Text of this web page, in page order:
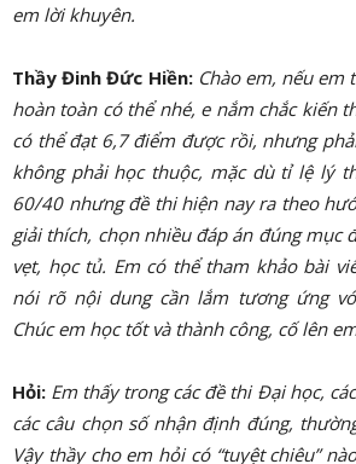
em lời khuyên.
Thầy Đinh Đức Hiền: Chào em, nếu
hoàn toàn có thể nhé, e nắm chắc kiến
có thể đạt 6,7 điểm được rồi, nhưng
không phải học thuộc, mặc dù tỉ lệ lý
60/40 nhưng đề thi hiện nay ra theo
giải thích, chọn nhiều đáp án đúng mục
vẹt, học tủ. Em có thể tham khảo bài
nói rõ nội dung cần lắm tương ứng
Chúc em học tốt và thành công, cố lên
Hỏi: Em thấy trong các đề thi Đại học,
các câu chọn số nhận định đúng,
Vậy thầy cho em hỏi có “tuyệt chiêu”